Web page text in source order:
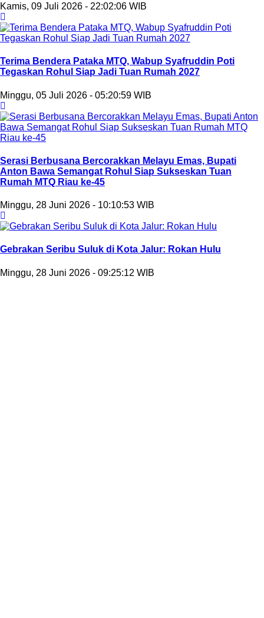
Kamis, 09 Juli 2026 - 22:02:06 WIB
Terima Bendera Pataka MTQ, Wabup Syafruddin Poti
Tegaskan Rohul Siap Jadi Tuan Rumah 2027
Minggu, 05 Juli 2026 - 05:20:59 WIB
Serasi Berbusana Bercorakkan Melayu Emas, Bupati
Anton Bawa Semangat Rohul Siap Sukseskan Tuan
Rumah MTQ Riau ke-45
Minggu, 28 Juni 2026 - 10:10:53 WIB
Gebrakan Seribu Suluk di Kota Jalur: Rokan Hulu
Minggu, 28 Juni 2026 - 09:25:12 WIB